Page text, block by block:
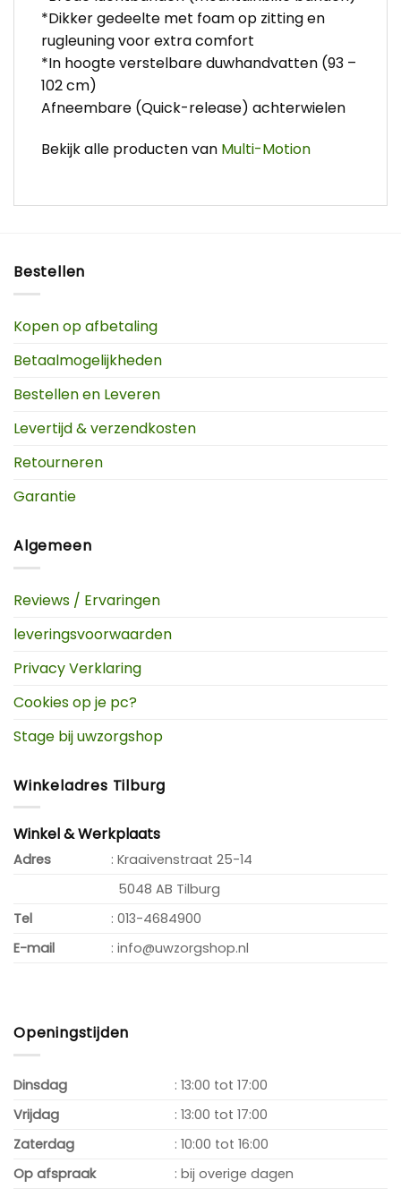
*Dikker gedeelte met foam op zitting en
rugleuning voor extra comfort
*In hoogte verstelbare duwhandvatten (93 –
102 cm)
Afneembare (Quick-release) achterwielen
Bekijk alle producten van Multi-Motion
Bestellen
Kopen op afbetaling
Betaalmogelijkheden
Bestellen en Leveren
Levertijd & verzendkosten
Retourneren
Garantie
Algemeen
Reviews / Ervaringen
leveringsvoorwaarden
Privacy Verklaring
Cookies op je pc?
Stage bij uwzorgshop
Winkeladres Tilburg
Winkel & Werkplaats
Adres
: Kraaivenstraat 25-14
5048 AB Tilburg
Tel
: 013-4684900
E-mail
: info@uwzorgshop.nl
Openingstijden
Dinsdag
: 13:00 tot 17:00
Vrijdag
: 13:00 tot 17:00
Zaterdag
: 10:00 tot 16:00
Op afspraak
: bij overige dagen